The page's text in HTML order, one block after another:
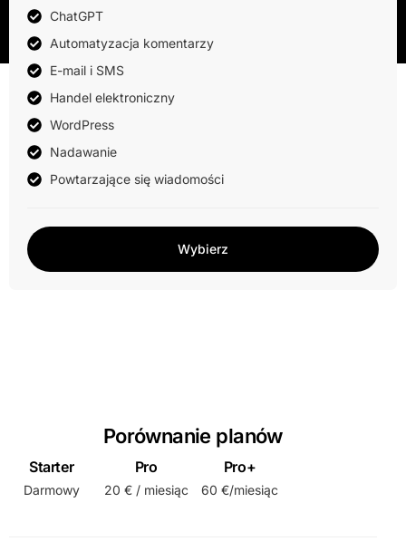
ChatGPT
Automatyzacja komentarzy
E-mail i SMS
Handel elektroniczny
WordPress
Nadawanie
Powtarzające się wiadomości
Wybierz
Porównanie planów
Starter
Darmowy
Pro
20 € / miesiąc
Pro+
60 €/miesiąc